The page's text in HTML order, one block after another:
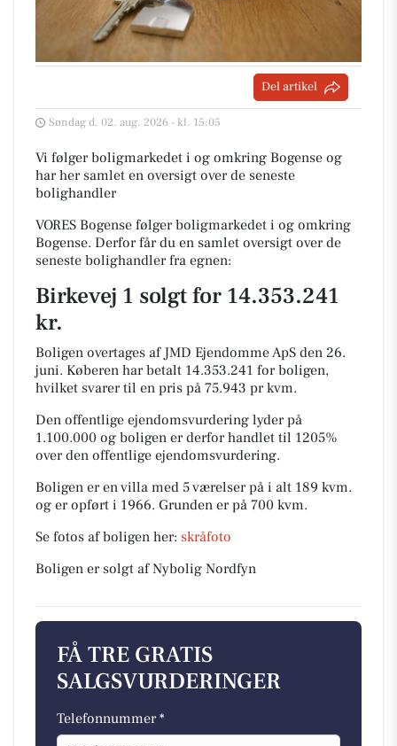
Del artikel
Søndag d. 02. aug. 2026 - kl. 15:05
Vi følger boligmarkedet i og omkring Bogense og
har her samlet en oversigt over de seneste
bolighandler
VORES Bogense følger boligmarkedet i og omkring
Bogense. Derfor får du en samlet oversigt over de
seneste bolighandler fra egnen:
Birkevej 1 solgt for 14.353.241
kr.
Boligen overtages af JMD Ejendomme ApS den 26.
juni. Køberen har betalt 14.353.241 for boligen,
hvilket svarer til en pris på 75.943 pr kvm.
Den offentlige ejendomsvurdering lyder på
1.100.000 og boligen er derfor handlet til 1205%
over den offentlige ejendomsvurdering.
Boligen er en villa med 5 værelser på i alt 189 kvm.
og er opført i 1966. Grunden er på 700 kvm.
Se fotos af boligen her: skråfoto
Boligen er solgt af Nybolig Nordfyn
FÅ TRE GRATIS
SALGSVURDERINGER
Telefonnummer *